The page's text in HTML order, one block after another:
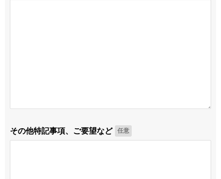
その他特記事項、ご要望など 任意